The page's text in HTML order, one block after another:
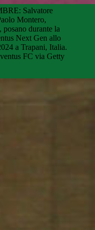
Salvatore
Montero,
posano durante la
Next Gen allo
a Trapani, Italia.
FC via Getty